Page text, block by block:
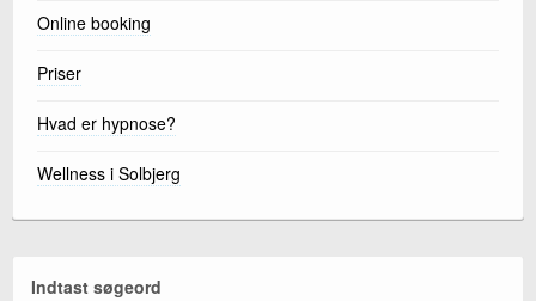
Online booking
Priser
Hvad er hypnose?
Wellness i Solbjerg
Indtast søgeord